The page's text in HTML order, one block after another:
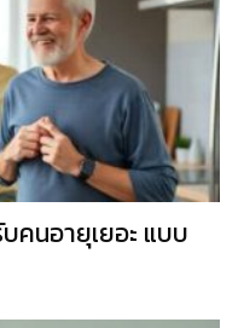
คนอายุเยอะ แบบ